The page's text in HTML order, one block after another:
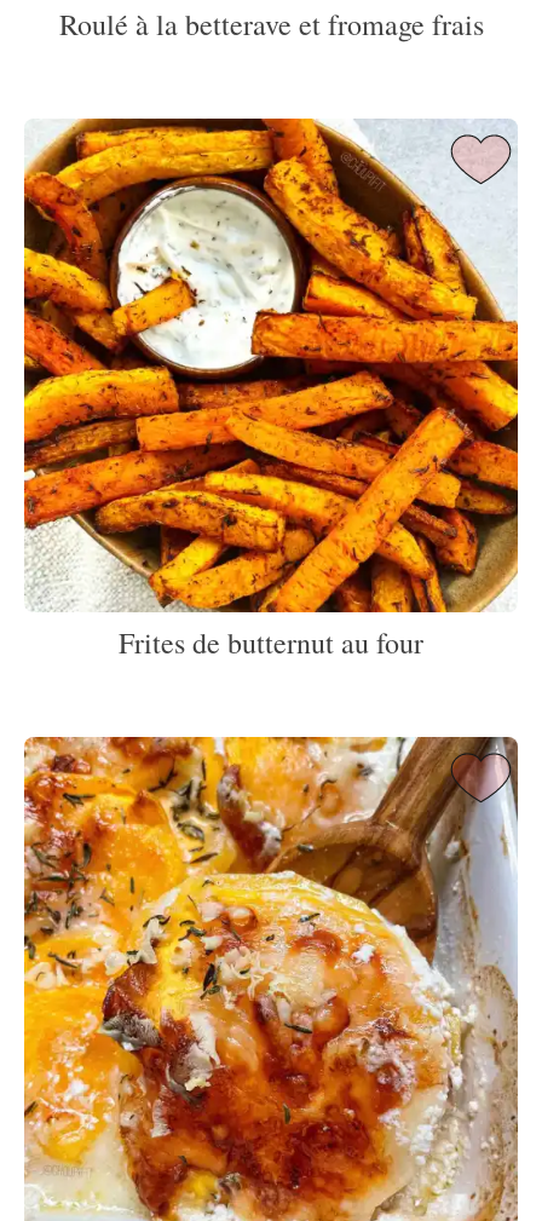
Roulé à la betterave et fromage frais
Frites de butternut au four